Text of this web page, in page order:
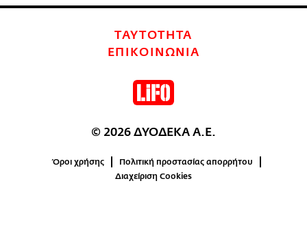
ΤΑΥΤΟΤΗΤΑ
ΕΠΙΚΟΙΝΩΝΙΑ
© 2026 ΔΥΟΔΕΚΑ Α.Ε.
Όροι χρήσης
Πολιτική προστασίας απορρήτου
Διαχείριση Cookies